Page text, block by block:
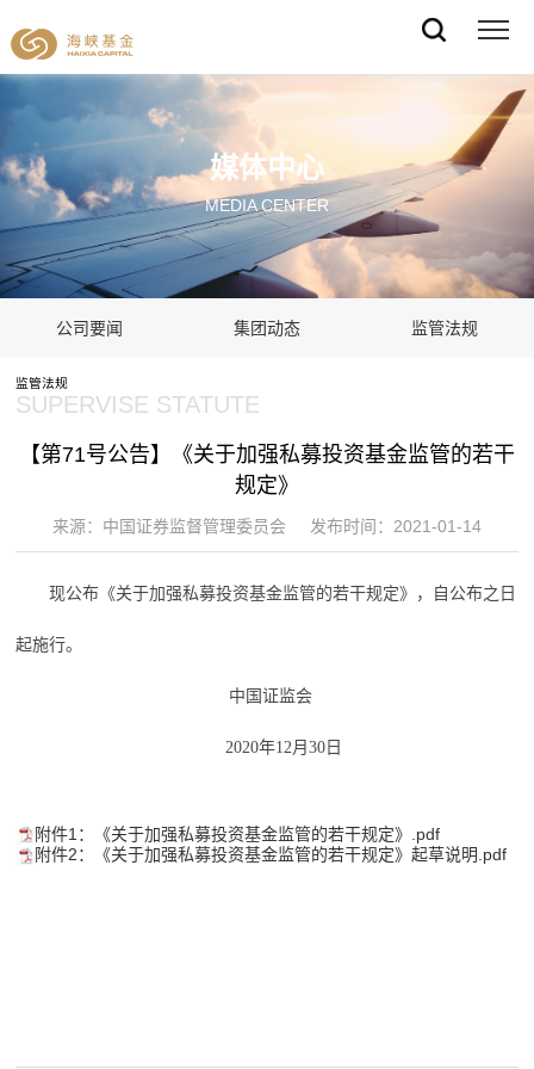
媒体中心
MEDIA CENTER
公司要闻 集团动态 监管法规
监管法规
SUPERVISE STATUTE
【第71号公告】《关于加强私募投资基金监管的若干
规定》
来源：中国证券监督管理委员会 发布时间：2021-01-14
现公布《关于加强私募投资基金监管的若干规定》，自公布之日
起施行。
中国证监会
2020年12月30日
附件1：《关于加强私募投资基金监管的若干规定》.pdf
附件2：《关于加强私募投资基金监管的若干规定》起草说明.pdf